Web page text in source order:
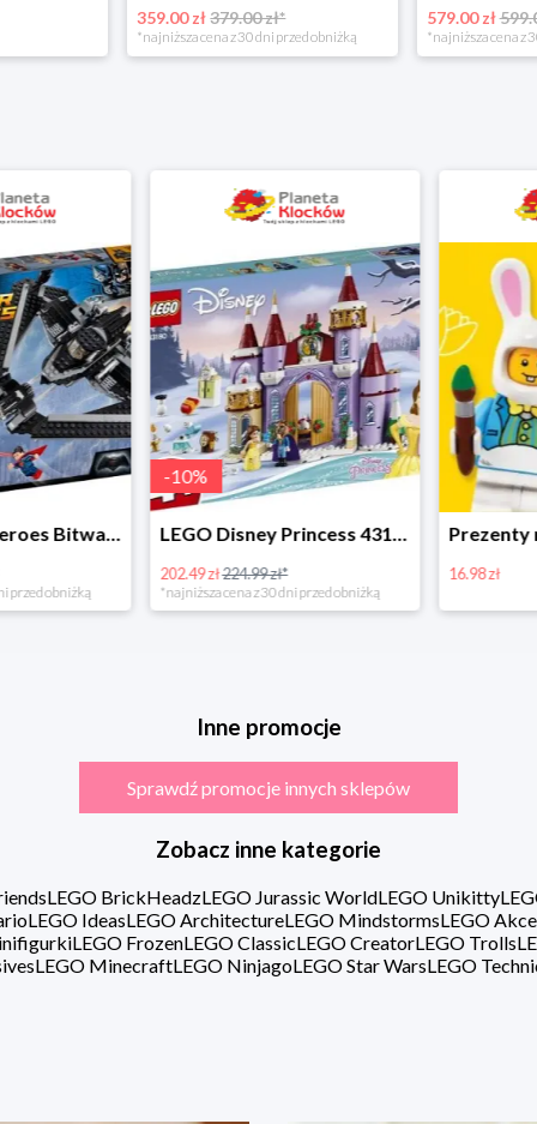
359.00 zł379.00 zł*
*najniższa cena z 30 dni przed obniżką
579.00 zł
*najniższa cena z
LEGO Super Heroes Bitwa powietrzna w super cenie
obniżką
10%
LEGO Disney Princess 43180 Zimowe święto w zamku Belli
202.49 zł224.99 zł*
*najniższa cena z 30 dni przed obniżką
16.98 zł
Inne promocje
Sprawdź promocje innych sklepów
Zobacz inne kategorie
LEGO BrickHeadzLEGO Jurassic WorldLEGO Unikitty
LEGO IdeasLEGO ArchitectureLEGO MindstormsLEGO
LEGO FrozenLEGO ClassicLEGO CreatorLEGO Trolls
LEGO MinecraftLEGO NinjagoLEGO Star WarsLEGO